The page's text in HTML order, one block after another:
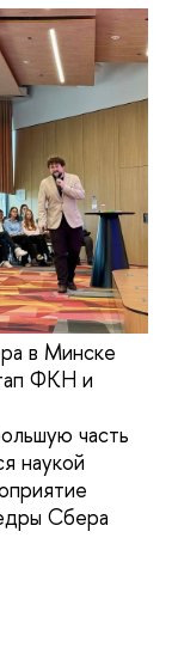
в Минске
ФКН и
часть
наукой
Сбера